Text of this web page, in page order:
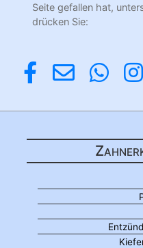
Seite gefallen hat,
drücken Sie: